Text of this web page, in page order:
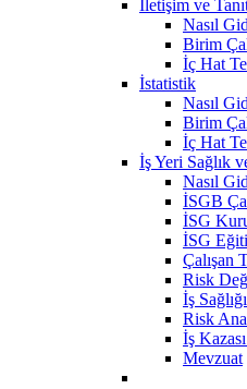
İletişim ve
Nasıl
Birim
İç Hat
İstatistik
Nasıl
Birim
İç Hat
İş Yeri Sağlık
Nasıl
İSGB
İSG
İSG
Çalışan
Risk
İş
Risk
İş
Mevzuat